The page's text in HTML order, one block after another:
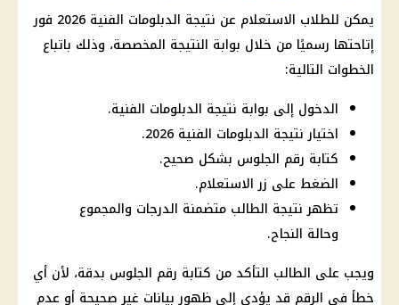
يمكن للطلاب الاستعلام عن نتيجة الدبلومات الفنية 2026 فور
إتاحتها رسميًا من خلال بوابة النتيجة المخصصة، وذلك باتباع
الخطوات التالية:
الدخول إلى بوابة نتيجة الدبلومات الفنية.
اختيار نتيجة الدبلومات الفنية 2026.
كتابة رقم الجلوس بشكل صحيح.
الضغط على زر الاستعلام.
تظهر نتيجة الطالب متضمنة الدرجات والمجموع
وحالة النجاح.
ويجب على الطالب التأكد من كتابة رقم الجلوس بدقة، لأن أي
خطأ في الرقم قد يؤدي إلى ظهور بيانات غير صحيحة أو عدم